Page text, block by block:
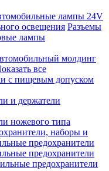
лампы 24V
освещения Разъемы
лампы
молдинг
все
с пищевым допуском
и держатели
ножевого типа
наборы и
предохранители
предохранители
предохранители